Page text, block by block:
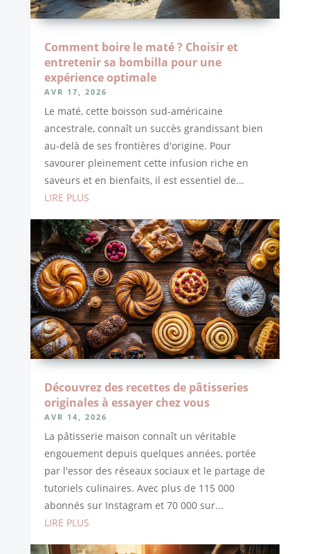
Comment boire le maté ? Choisir et
entretenir sa bombilla pour une
expérience optimale
AVR 17, 2026
Le maté, cette boisson sud-américaine
ancestrale, connaît un succès grandissant bien
au-delà de ses frontières d'origine. Pour
savourer pleinement cette infusion riche en
saveurs et en bienfaits, il est essentiel de...
LIRE PLUS
Découvrez des recettes de pâtisseries
originales à essayer chez vous
AVR 14, 2026
La pâtisserie maison connaît un véritable
engouement depuis quelques années, portée
par l'essor des réseaux sociaux et le partage de
tutoriels culinaires. Avec plus de 115 000
abonnés sur Instagram et 70 000 sur...
LIRE PLUS